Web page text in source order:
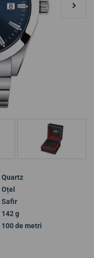
Quartz
Oțel
Safir
142 g
100 de metri